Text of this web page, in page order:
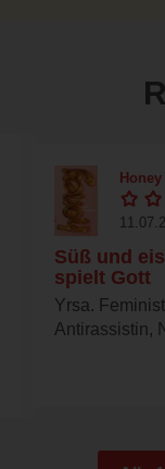
Honey
Süß und
spielt Gott
Yrsa.
Antirassistin,